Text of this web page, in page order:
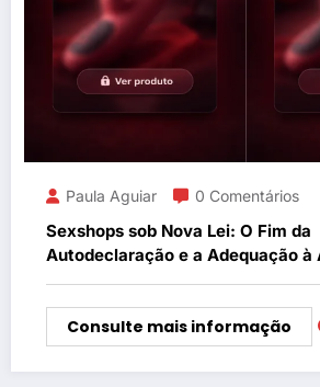
Paula Aguiar 0 Comentários
Sexshops sob Nova Lei: O Fim da
Autodeclaração e a Adequação à
Consulte mais informação